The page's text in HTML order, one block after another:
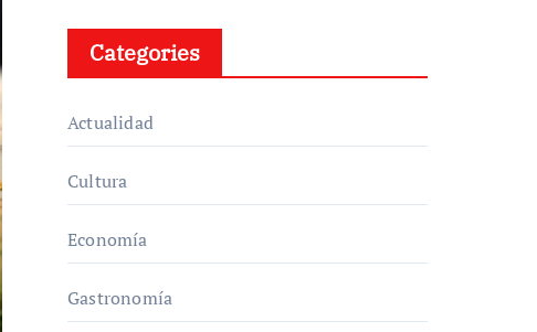
Categories
Actualidad
Cultura
Economía
Gastronomía